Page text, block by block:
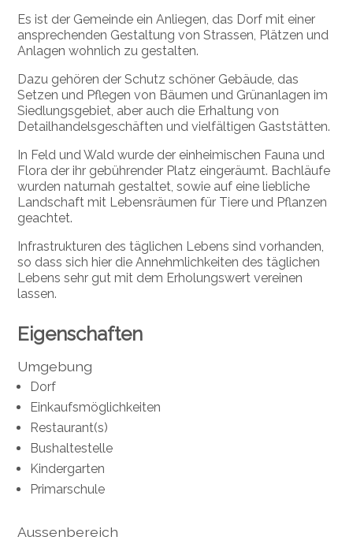
Es ist der Gemeinde ein Anliegen, das Dorf mit einer
anspre­chenden Gestaltung von Strassen, Plätzen und
Anlagen wohnlich zu gestalten.
Dazu gehören der Schutz schöner Gebäude, das
Setzen und Pflegen von Bäumen und Grünanlagen im
Siedlungsgebiet, aber auch die Erhaltung von
Detailhandelsgeschäften und vielfältigen Gaststätten.
In Feld und Wald wurde der einheimischen Fauna und
Flora der ihr gebührender Platz eingeräumt. Bachläufe
wurden naturnah gestaltet, sowie auf eine liebliche
Landschaft mit Lebensräumen für Tiere und Pflanzen
geachtet.
Infrastrukturen des täglichen Lebens sind vorhanden,
so dass sich hier die Annehmlichkeiten des täglichen
Lebens sehr gut mit dem Erholungswert vereinen
lassen.
Eigenschaften
Umgebung
Dorf
Einkaufsmöglichkeiten
Restaurant(s)
Bushaltestelle
Kindergarten
Primarschule
Aussenbereich